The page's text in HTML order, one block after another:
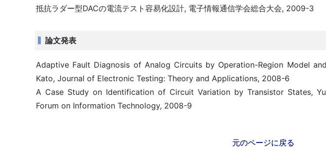
抵抗ラダー型DACの電流テスト容易化設計, 電子情報通信学会総合大会, 2009-3
論文発表
Adaptive Fault Diagnosis of Analog Circuits by Operation-Region Model
Kato, Journal of Electronic Testing: Theory and Applications, 2008-6
A Case Study on Identification of Circuit Variation by Transistor States,
Forum on Information Technology, 2008-9
元のページに戻る